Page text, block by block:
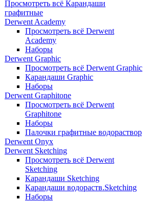
Просмотреть всё Карандаши
графитные
Derwent Academy
Просмотреть всё Derwent
Academy
Наборы
Derwent Graphic
Просмотреть всё Derwent Graphic
Карандаши Graphic
Наборы
Derwent Graphitone
Просмотреть всё Derwent
Graphitone
Наборы
Палочки графитные водораствор
Derwent Onyx
Derwent Sketching
Просмотреть всё Derwent
Sketching
Карандаши Sketching
Карандаши водораств.Sketching
Наборы